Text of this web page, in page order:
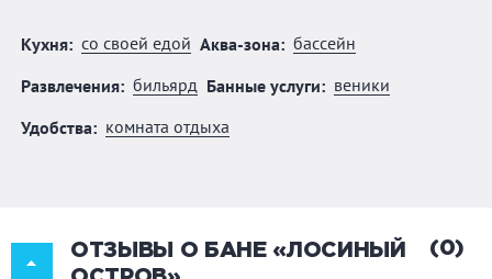
Кухня: со своей едой Аква-зона: бассейн
Развлечения: бильярд Банные услуги: веники
Удобства: комната отдыха
ОТЗЫВЫ О БАНЕ «ЛОСИНЫЙ
(0)